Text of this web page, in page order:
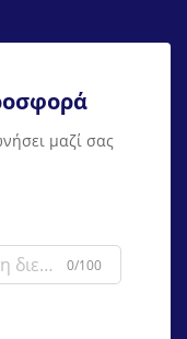
μαζί σας
0/100